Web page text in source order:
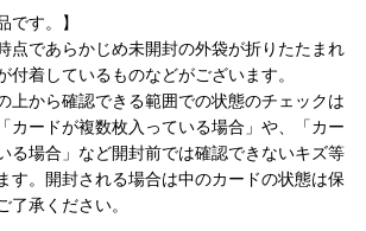
です。】
点であらかじめ未開封の外袋が折りたたまれ
付着しているものなどがございます。
上から確認できる範囲での状態のチェックは
カードが複数枚入っている場合」や、「カー
る場合」など開封前では確認できないキズ等
す。開封される場合は中のカードの状態は保
了承ください。